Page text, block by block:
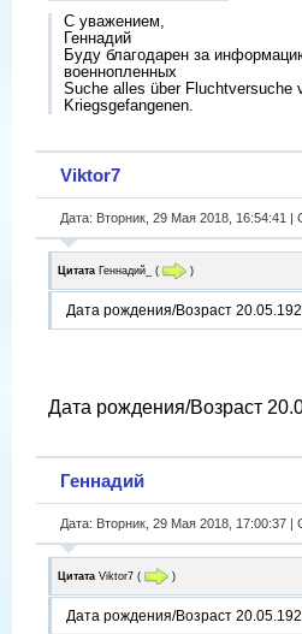
С уважением,
Геннадий
Буду благодарен за
военнопленных
Suche alles über Fluchtversuche
Kriegsgefangenen.
Viktor7
Дата: Вторник, 29 Мая 2018, 16:54:41 |
Цитата Геннадий_ ( )
Дата рождения/Возраст
Дата рождения/Возраст
Геннадий
Дата: Вторник, 29 Мая 2018, 17:00:37 |
Цитата Viktor7 ( )
Дата рождения/Возраст